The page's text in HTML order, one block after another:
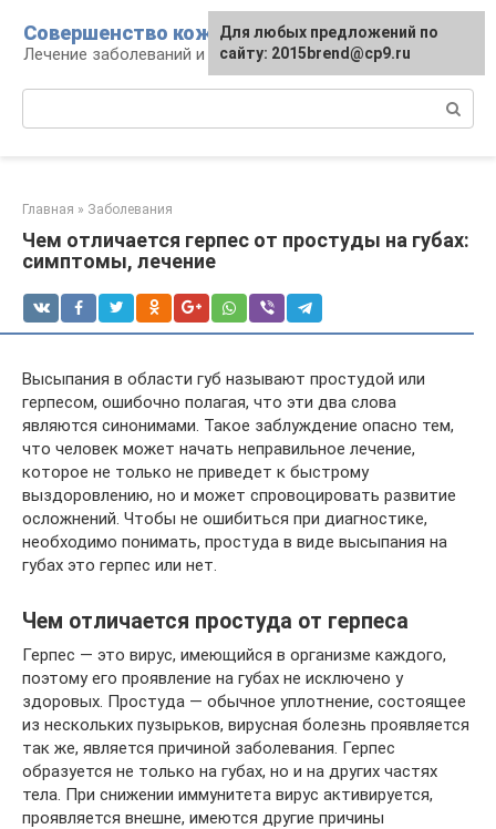
контенту
Совершенство кожи
Лечение заболеваний и уход за кожей
Главная » Заболевания
Чем отличается герпес от простуды на губах:
симптомы, лечение
Высыпания в области губ называют простудой или
герпесом, ошибочно полагая, что эти два слова
являются синонимами. Такое заблуждение опасно тем,
что человек может начать неправильное лечение,
которое не только не приведет к быстрому
выздоровлению, но и может спровоцировать развитие
осложнений. Чтобы не ошибиться при диагностике,
необходимо понимать, простуда в виде высыпания на
губах это герпес или нет.
Чем отличается простуда от герпеса
Герпес — это вирус, имеющийся в организме каждого,
поэтому его проявление на губах не исключено у
здоровых. Простуда — обычное уплотнение, состоящее
из нескольких пузырьков, вирусная болезнь проявляется
так же, является причиной заболевания. Герпес
образуется не только на губах, но и на других частях
тела. При снижении иммунитета вирус активируется,
проявляется внешне, имеются другие причины
Для любых предложений по
сайту: 2015brend@cp9.ru